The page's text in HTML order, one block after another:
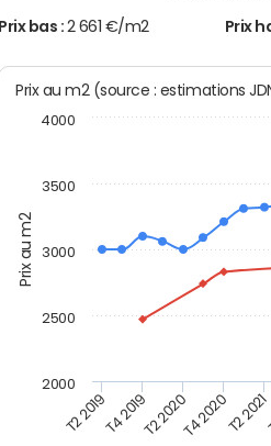
Prix bas : 2 661 €/m2 Prix
Prix au m2
Prix au m2 (source : estimations
T2 2019T4 2019T2 2020T4 2020T2 2021
2500
3000
3500
4000
2000